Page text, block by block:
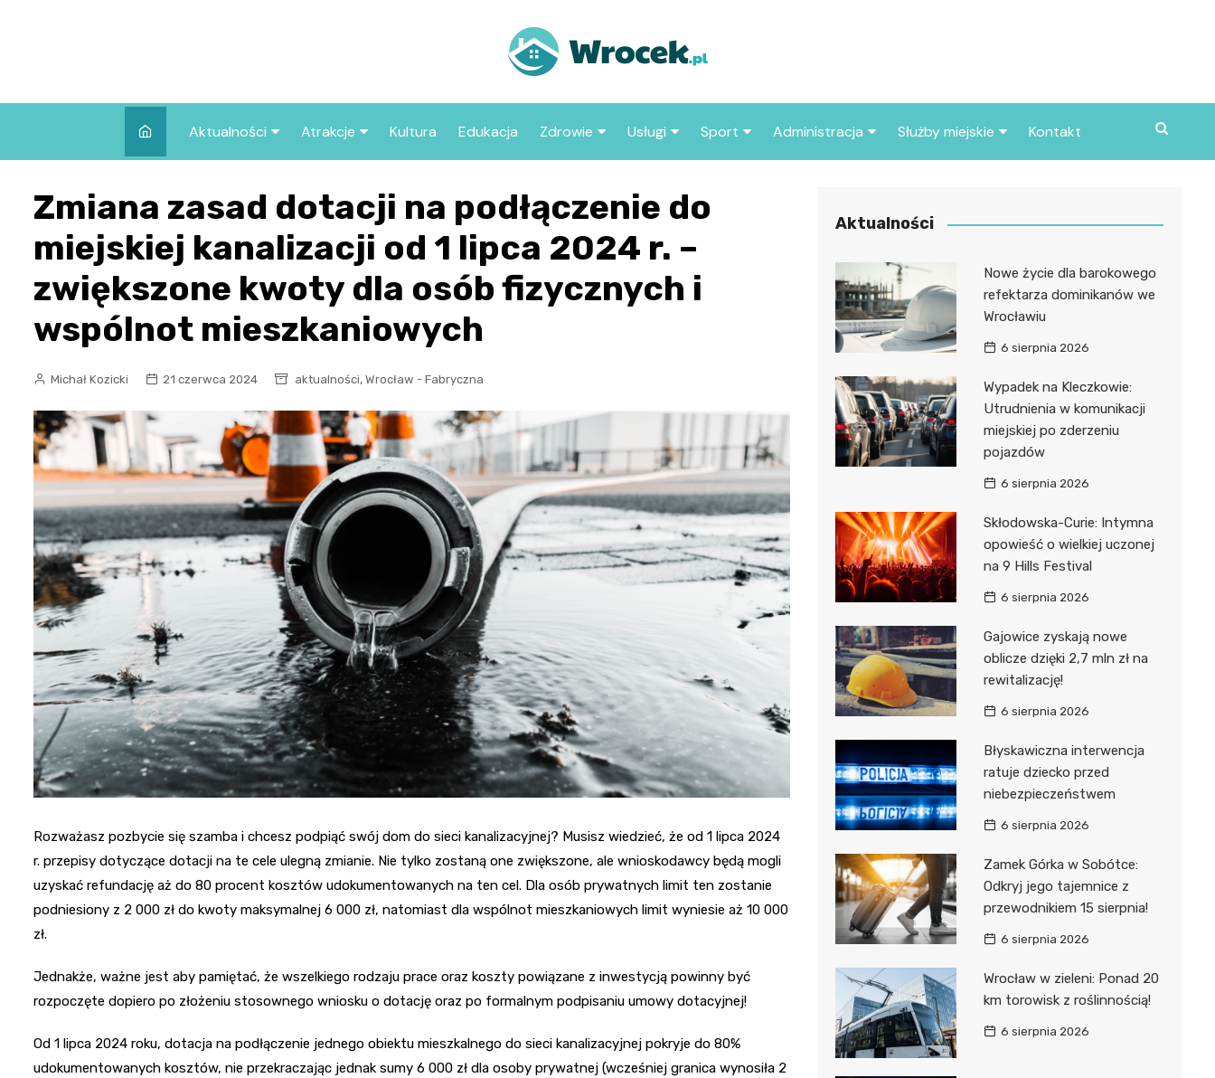
Aktualności
Wszystkie wpisy
Atrakcje
we Wrocławiu
Co warto zobaczyć we
Wrocławiu?
Kultura Edukacja Zdrowie
Sklep medyczny
Apteka
Usługi
Klub
Taxi
Stacja paliw
Kino
Poczta
Sport
Klub piłkarski
Administracja
Urząd miasta
Służby miejskie
Policja
Kontakt
Zmiana zasad dotacji na podłączenie do
miejskiej kanalizacji od 1 lipca 2024 r. –
zwiększone kwoty dla osób fizycznych i
wspólnot mieszkaniowych
Michał Kozicki 21 czerwca 2024 aktualności, Wrocław - Fabryczna
Rozważasz pozbycie się szamba i chcesz podpiąć swój dom do sieci kanalizacyjnej? Musisz wiedzieć, że od 1 lipca 2024
r. przepisy dotyczące dotacji na te cele ulegną zmianie. Nie tylko zostaną one zwiększone, ale wnioskodawcy będą mogli
uzyskać refundację aż do 80 procent kosztów udokumentowanych na ten cel. Dla osób prywatnych limit ten zostanie
podniesiony z 2 000 zł do kwoty maksymalnej 6 000 zł, natomiast dla wspólnot mieszkaniowych limit wyniesie aż 10 000
zł.
Jednakże, ważne jest aby pamiętać, że wszelkiego rodzaju prace oraz koszty powiązane z inwestycją powinny być
rozpoczęte dopiero po złożeniu stosownego wniosku o dotację oraz po formalnym podpisaniu umowy dotacyjnej!
Od 1 lipca 2024 roku, dotacja na podłączenie jednego obiektu mieszkalnego do sieci kanalizacyjnej pokryje do 80%
udokumentowanych kosztów, nie przekraczając jednak sumy 6 000 zł dla osoby prywatnej (wcześniej granica wynosiła 2
Aktualności
Nowe życie dla barokowego
refektarza dominikanów we
Wrocławiu
6 sierpnia 2026
Wypadek na Kleczkowie:
Utrudnienia w komunikacji
miejskiej po zderzeniu
pojazdów
6 sierpnia 2026
Skłodowska-Curie: Intymna
opowieść o wielkiej uczonej
na 9 Hills Festival
6 sierpnia 2026
Gajowice zyskają nowe
oblicze dzięki 2,7 mln zł na
rewitalizację!
6 sierpnia 2026
Błyskawiczna interwencja
ratuje dziecko przed
niebezpieczeństwem
6 sierpnia 2026
Zamek Górka w Sobótce:
Odkryj jego tajemnice z
przewodnikiem 15 sierpnia!
6 sierpnia 2026
Wrocław w zieleni: Ponad 20
km torowisk z roślinnością!
6 sierpnia 2026